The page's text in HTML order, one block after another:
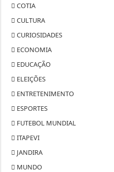
COTIA
CULTURA
CURIOSIDADES
ECONOMIA
EDUCAÇÃO
ELEIÇÕES
ENTRETENIMENTO
ESPORTES
FUTEBOL MUNDIAL
ITAPEVI
JANDIRA
MUNDO